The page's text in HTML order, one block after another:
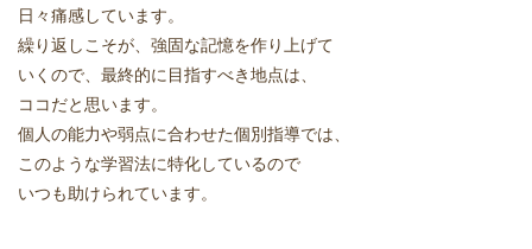
お問い合わせ
高認塾ブログ
進学実績
日々痛感しています。
繰り返しこそが、強固な記憶を作り上げて
いくので、最終的に目指すべき地点は、
ココだと思います。
個人の能力や弱点に合わせた個別指導では、
このような学習法に特化しているので
いつも助けられています。